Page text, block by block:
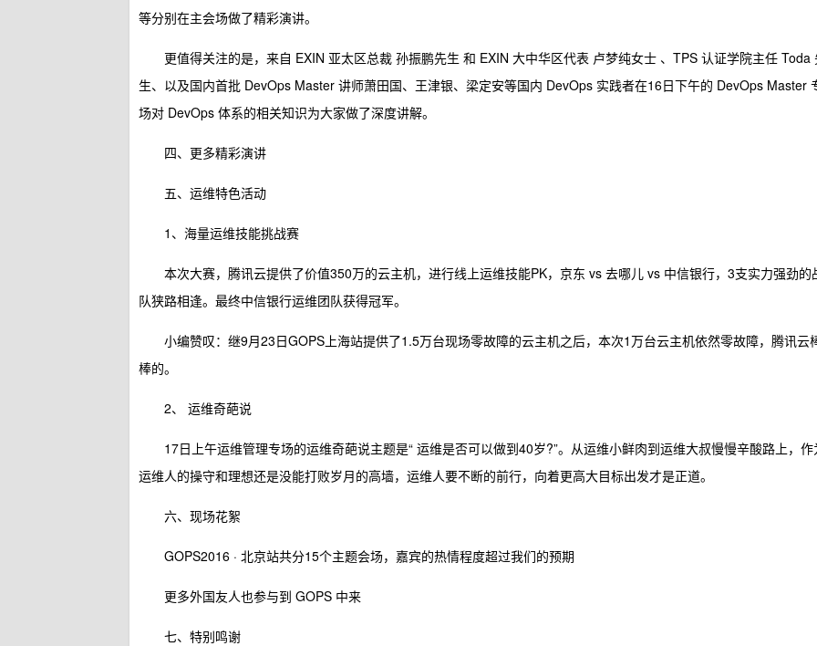
等分别在主会场做了精彩演讲。
更值得关注的是，来自 EXIN 亚太区总裁 孙振鹏先生 和 EXIN 大中华区代表 卢梦纯女士 、TPS 认证学院主任 Toda
生、以及国内首批 DevOps Master 讲师萧田国、王津银、梁定安等国内 DevOps 实践者在16日下午的 DevOps Master
场对 DevOps 体系的相关知识为大家做了深度讲解。
四、更多精彩演讲
五、运维特色活动
1、海量运维技能挑战赛
本次大赛，腾讯云提供了价值350万的云主机，进行线上运维技能PK，京东 vs 去哪儿 vs 中信银行，3支实力强劲的
队狭路相逢。最终中信银行运维团队获得冠军。
小编赞叹：继9月23日GOPS上海站提供了1.5万台现场零故障的云主机之后，本次1万台云主机依然零故障，腾讯云
棒的。
2、 运维奇葩说
17日上午运维管理专场的运维奇葩说主题是“ 运维是否可以做到40岁?”。从运维小鲜肉到运维大叔慢慢辛酸路上，作
运维人的操守和理想还是没能打败岁月的高墙，运维人要不断的前行，向着更高大目标出发才是正道。
六、现场花絮
GOPS2016 · 北京站共分15个主题会场，嘉宾的热情程度超过我们的预期
更多外国友人也参与到 GOPS 中来
七、特别鸣谢